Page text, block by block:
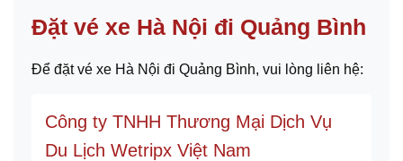
Đặt vé xe Hà Nội đi Quảng Bình
Để đặt vé xe Hà Nội đi Quảng Bình, vui lòng liên hệ:
Công ty TNHH Thương Mại Dịch Vụ
Du Lịch Wetripx Việt Nam